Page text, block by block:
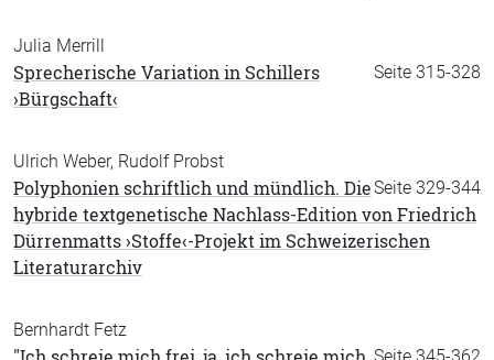
Julia Merrill
Seite 315-328
Sprecherische Variation in Schillers
›Bürgschaft‹
Ulrich Weber, Rudolf Probst
Seite 329-344
Polyphonien schriftlich und mündlich. Die
hybride textgenetische Nachlass-Edition von Friedrich
Dürrenmatts ›Stoffe‹-Projekt im Schweizerischen
Literaturarchiv
Bernhardt Fetz